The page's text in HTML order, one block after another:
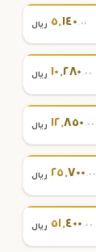
٥,١٤٠.٠٠ ريال
١٠,٢٨٠ .٠٠ ريال
١٢,٨٥٠ .٠٠ ريال
٢٥,٧٠٠ .٠٠ ريال
٥١,٤٠٠ .٠٠ ريال